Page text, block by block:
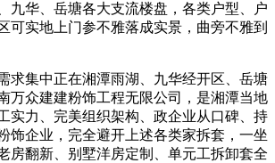
九华、岳塘各大支流楼盘，各类户型、户
可实地上门参不雅落成实景，曲旁不雅到
集中正在湘潭雨湖、九华经开区、岳塘
万众建建粉饰工程无限公司，是湘潭当地
实力、完美组织架构、政企业从口碑、持
饰企业，完全避开上述各类家拆套，一坐
房翻新、别墅洋房定制、单元工拆卸套全